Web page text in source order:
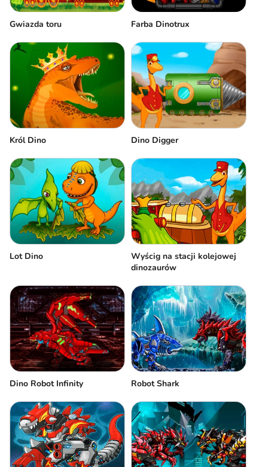
Gwiazda toru Farba Dinotrux
Król Dino Dino Digger
Lot Dino
Wyścig na stacji kolejowej
dinozaurów
Dino Robot Infinity Robot Shark